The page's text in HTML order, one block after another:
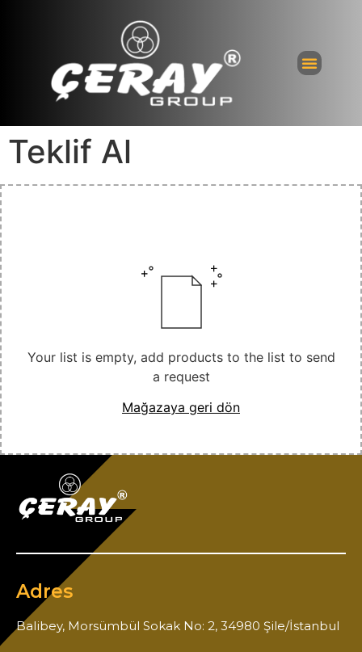
Teklif Al
Your list is empty, add products to the list to send
a request
Mağazaya geri dön
Adres
Balibey, Morsümbül Sokak No: 2, 34980 Şile/İstanbul